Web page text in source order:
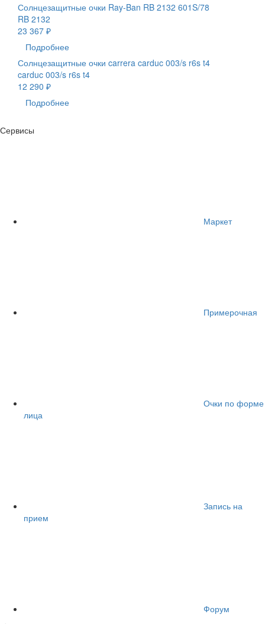
Солнцезащитные очки Ray-Ban RB 2132 601S/78
RB 2132
23 367 ₽
Подробнее
Солнцезащитные очки carrera carduc 003/s r6s t4
carduc 003/s r6s t4
12 290 ₽
Подробнее
Сервисы
Маркет
Примерочная
Очки по форме
лица
Запись на
прием
Форум